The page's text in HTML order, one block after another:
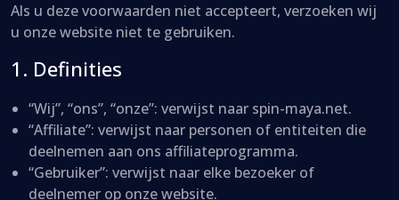
Als u deze voorwaarden niet accepteert, verzoeken wij
u onze website niet te gebruiken.
1. Definities
“Wij”, “ons”, “onze”: verwijst naar spin-maya.net.
“Affiliate”: verwijst naar personen of entiteiten die
deelnemen aan ons affiliateprogramma.
“Gebruiker”: verwijst naar elke bezoeker of
deelnemer op onze website.